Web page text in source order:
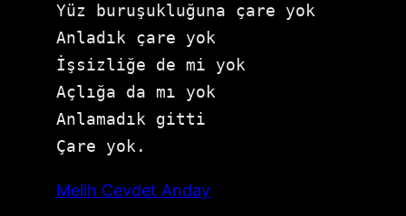
Yüz buruşukluğuna çare yok
Anladık çare yok
İşsizliğe de mi yok
Açlığa da mı yok
Anlamadık gitti
Çare yok.
Melih Cevdet Anday